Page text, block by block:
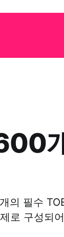
의 필수
로 구성되